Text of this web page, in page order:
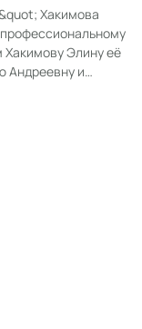
Хакимова
Хакимову Элину её
Андреевну и